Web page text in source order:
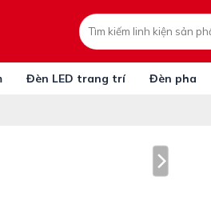
Tìm
kiếm:
Đèn LED trang trí Đèn pha